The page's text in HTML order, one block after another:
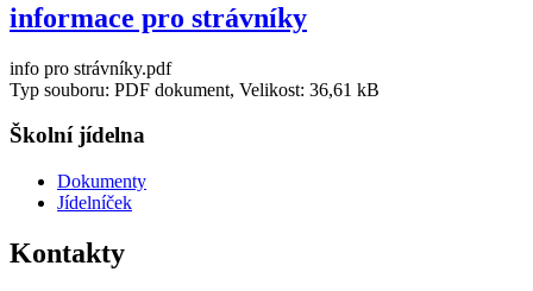
informace pro strávníky
info pro strávníky.pdf
Typ souboru: PDF dokument, Velikost: 36,61 kB
Školní jídelna
Dokumenty
Jídelníček
Kontakty